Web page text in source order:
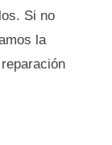
Si no
la